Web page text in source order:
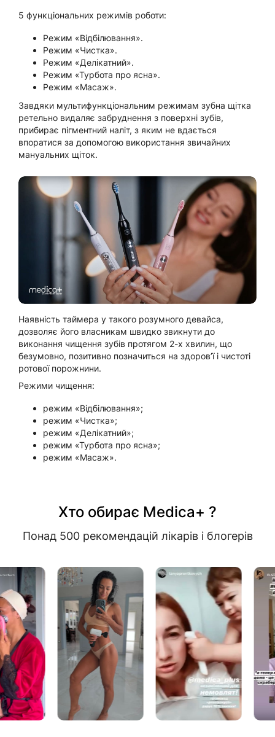
5 функціональних режимів роботи:
Режим «Відбілювання».
Режим «Чистка».
Режим «Делікатний».
Режим «Турбота про ясна».
Режим «Масаж».
Завдяки мультифункціональним режимам зубна щітка
ретельно видаляє забруднення з поверхні зубів,
прибирає пігментний наліт, з яким не вдається
впоратися за допомогою використання звичайних
мануальних щіток.
Наявність таймера у такого розумного девайса,
дозволяє його власникам швидко звикнути до
виконання чищення зубів протягом 2-х хвилин, що
безумовно, позитивно позначиться на здоров’ї і чистоті
ротової порожнини.
Режими чищення:
режим «Відбілювання»;
режим «Чистка»;
режим «Делікатний»;
режим «Турбота про ясна»;
режим «Масаж».
Хто обирає Medica+ ?
Понад 500 рекомендацій лікарів і блогерів